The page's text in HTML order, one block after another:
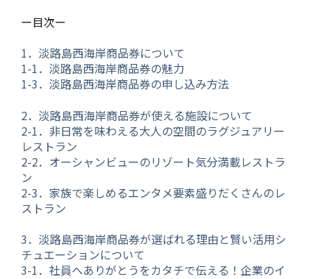
ー目次ー
1．淡路島西海岸商品券について
1-1． 淡路島西海岸商品券の魅力
1-3．淡路島西海岸商品券の申し込み方法
2．淡路島西海岸商品券が使える施設について
2-1．非日常を味わえる大人の空間のラグジュアリー
レストラン
2-2．オーシャンビューのリゾート気分満載レストラ
ン
2-3．家族で楽しめるエンタメ要素盛りだくさんのレ
ストラン
3． 淡路島西海岸商品券が選ばれる理由と賢い活用シ
チュエーションについて
3-1．社員へありがとうをカタチで伝える！企業のイ